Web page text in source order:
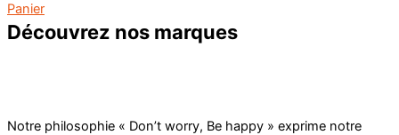
Panier
Découvrez nos marques
Notre philosophie « Don’t worry, Be happy » exprime notre